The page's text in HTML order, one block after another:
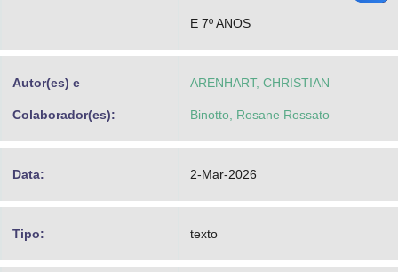
E 7º ANOS
Autor(es) e
Colaborador(es):
ARENHART, CHRISTIAN
Binotto, Rosane Rossato
Data: 2-Mar-2026
Tipo: texto